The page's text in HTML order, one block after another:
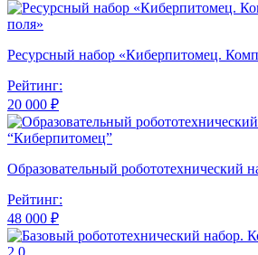
Ресурсный набор «Киберпитомец.
Рейтинг:
20 000 ₽
Образовательный робототехнический
Рейтинг:
48 000 ₽